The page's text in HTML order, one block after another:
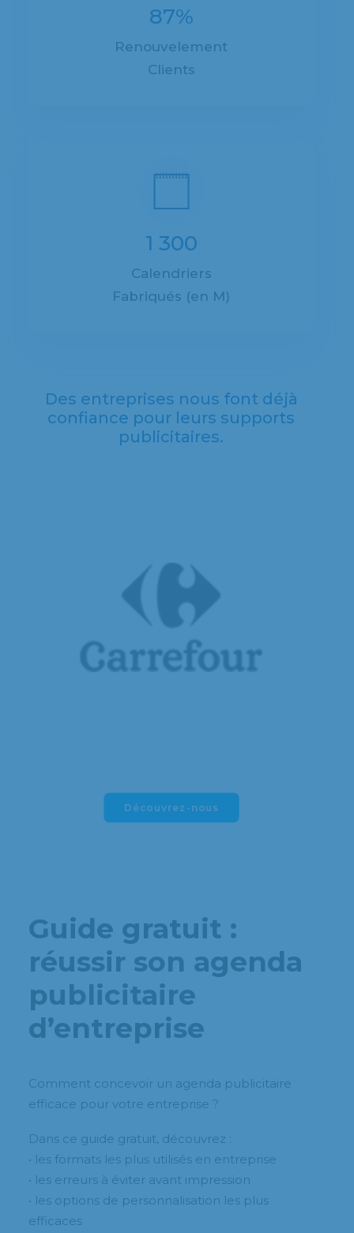
87%
Renouvelement
Clients
1 300
Calendriers
Fabriqués (en M)
Des entreprises nous font déjà
confiance pour leurs supports
publicitaires.
Découvrez-nous
Guide gratuit :
réussir son agenda
publicitaire
d’entreprise
Comment concevoir un agenda publicitaire
efficace pour votre entreprise ?
Dans ce guide gratuit, découvrez :
• les formats les plus utilisés en entreprise
• les erreurs à éviter avant impression
• les options de personnalisation les plus
efficaces